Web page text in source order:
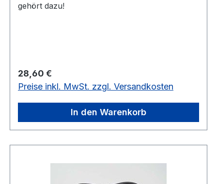
gehört dazu!
Regulärer Preis:
28,60 €
Preise inkl. MwSt. zzgl. Versandkosten
In den Warenkorb